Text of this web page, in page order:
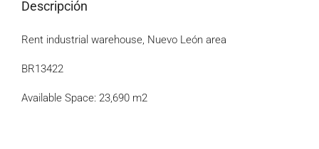
Descripción
Rent industrial warehouse, Nuevo León area
BR13422
Available Space: 23,690 m2